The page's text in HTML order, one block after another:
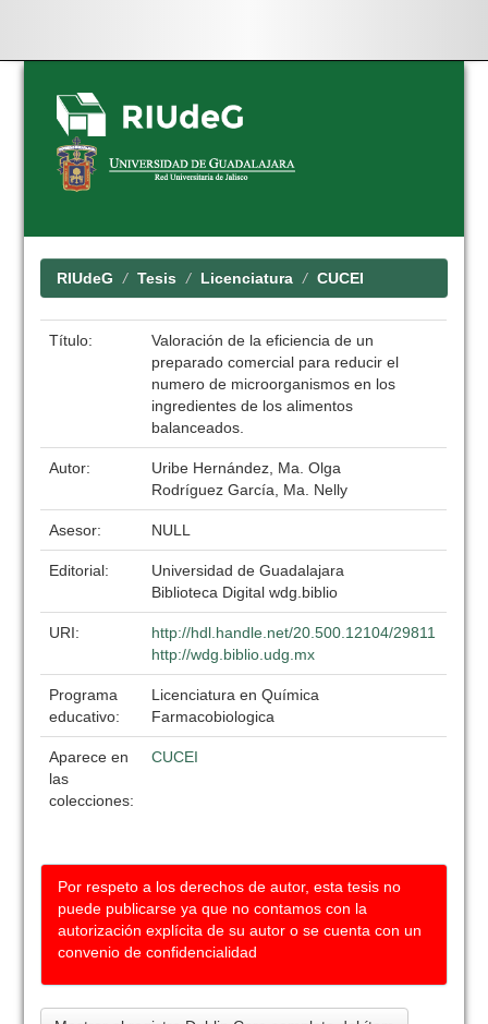
Skip
navigation
RIUdeG Tesis Licenciatura CUCEI
Título:
Valoración de la eficiencia de un
preparado comercial para reducir el
numero de microorganismos en los
ingredientes de los alimentos
balanceados.
Autor:
Uribe Hernández, Ma. Olga
Rodríguez García, Ma. Nelly
Asesor: NULL
Editorial:
Universidad de Guadalajara
Biblioteca Digital wdg.biblio
URI:
http://hdl.handle.net/20.500.12104/29811
http://wdg.biblio.udg.mx
Programa
educativo:
Licenciatura en Química
Farmacobiologica
Aparece en
las
colecciones:
CUCEI
Por respeto a los derechos de autor, esta tesis no
puede publicarse ya que no contamos con la
autorización explícita de su autor o se cuenta con un
convenio de confidencialidad